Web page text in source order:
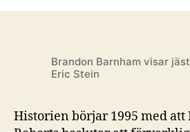
Brandon Barnham visar
Eric Stein
Historien börjar 1995 med att